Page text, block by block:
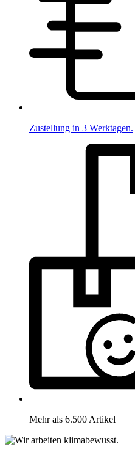
Zustellung in 3 Werktagen.
Mehr als 6.500 Artikel